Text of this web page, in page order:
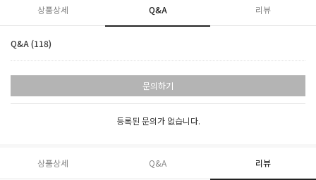
상품상세 Q&A 리뷰
Q&A (118)
문의하기
등록된 문의가 없습니다.
상품상세 Q&A 리뷰